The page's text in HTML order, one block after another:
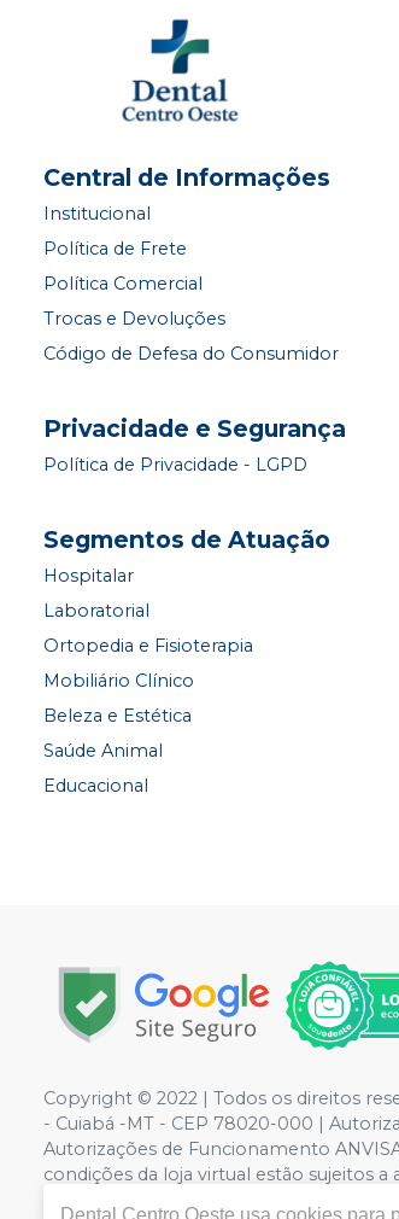
Central de Informações
Institucional
Política de Frete
Política Comercial
Trocas e Devoluções
Código de Defesa do Consumidor
Privacidade e Segurança
Política de Privacidade - LGPD
Segmentos de Atuação
Hospitalar
Laboratorial
Ortopedia e Fisioterapia
Mobiliário Clínico
Beleza e Estética
Saúde Animal
Educacional
Copyright © 2022 | Todos os direitos
- Cuiabá -MT - CEP 78020-000 |
Autorizações de Funcionamento
condições da loja virtual estão sujeitos
Dental Centro Oeste usa cookies para